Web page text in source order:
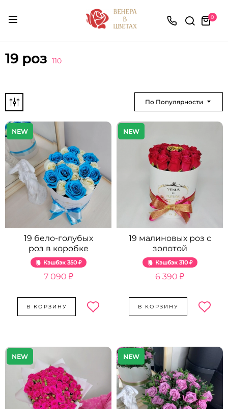
0
19 роз 110
По Популярности
NEW
19 бело-голубых
роз в коробке
Кэшбэк 350 ₽
7 090 ₽
В КОРЗИНУ
NEW
19 малиновых роз с
золотой
Кэшбэк 310 ₽
6 390 ₽
В КОРЗИНУ
NEW NEW